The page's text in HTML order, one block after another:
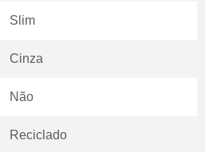
Slim
Cinza
Não
Reciclado